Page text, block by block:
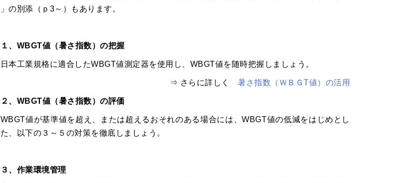
」の別添（ｐ3～）もあります。
１、WBGT値（暑さ指数）の把握
日本工業規格に適合したWBGT値測定器を使用し、WBGT値を随時把握しましょう。
⇒ さらに詳しく暑さ指数（ＷＢＧT値）の活用
２、WBGT値（暑さ指数）の評価
WBGT値が基準値を超え、または超えるおそれのある場合には、WBGT値の低減をはじめとし
た、以下の３～５の対策を徹底しましょう。
３、作業環境管理